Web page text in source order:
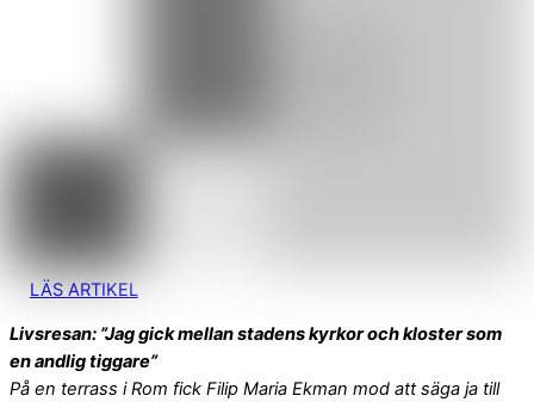
LÄS ARTIKEL
Livsresan: ”Jag gick mellan stadens kyrkor och kloster som
en andlig tiggare”
På en terrass i Rom fick Filip Maria Ekman mod att säga ja till